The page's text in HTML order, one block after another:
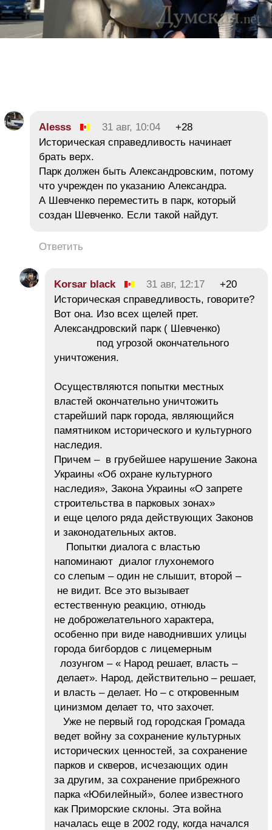
Alesss 31 авг, 10:04
+28
Историческая справедливость начинает
брать верх.
Парк должен быть Александровским, потому
что учрежден по указанию Александра.
А Шевченко переместить в парк, который
создан Шевченко. Если такой найдут.
Ответить
Korsar black 31 авг, 12:17
+20
Историческая справедливость, говорите?
Вот она. Изо всех щелей прет.
Александровский парк ( Шевченко)
под угрозой окончательного
уничтожения.
Осуществляются попытки местных
властей окончательно уничтожить
старейший парк города, являющийся
памятником исторического и культурного
наследия.
Причем – в грубейшее нарушение Закона
Украины «Об охране культурного
наследия», Закона Украины «О запрете
строительства в парковых зонах»
и еще целого ряда действующих Законов
и законодательных актов.
Попытки диалога с властью
напоминают диалог глухонемого
со слепым – один не слышит, второй –
не видит. Все это вызывает
естественную реакцию, отнюдь
не доброжелательного характера,
особенно при виде наводнивших улицы
города бигбордов с лицемерным
лозунгом – « Народ решает, власть –
делает». Народ, действительно – решает,
и власть – делает. Но – с откровенным
цинизмом делает то, что захочет.
Уже не первый год городская Громада
ведет войну за сохранение культурных
исторических ценностей, за сохранение
парков и скверов, исчезающих один
за другим, за сохранение прибрежного
парка «Юбилейный», более известного
как Приморские склоны. Эта война
началась еще в 2002 году, когда начался